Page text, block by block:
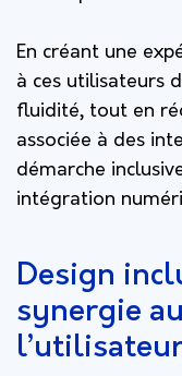
En créant une
à ces utilisateurs
fluidité, tout en
associée à des
démarche
intégration
Design
synergie